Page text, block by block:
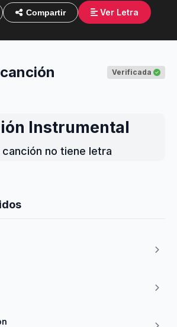
Compartir Ver Letra
Verificada
Instrumental
canción no tiene letra